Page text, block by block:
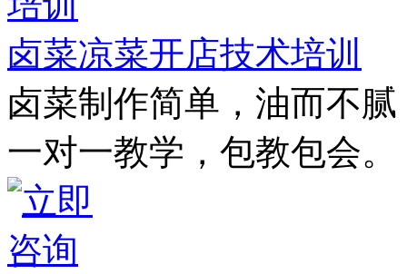
卤菜凉菜开店技术培训
卤菜制作简单，油而不
一对一教学，包教包会。